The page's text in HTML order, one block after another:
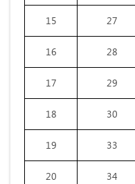
15 27
16 28
17 29
18 30
19 33
20 34